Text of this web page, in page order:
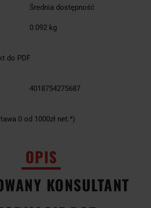
Średnia dostępność
0.092 kg
do PDF
4018754275687
0 od 1000zł net.*)
OPIS
KONSULTANT